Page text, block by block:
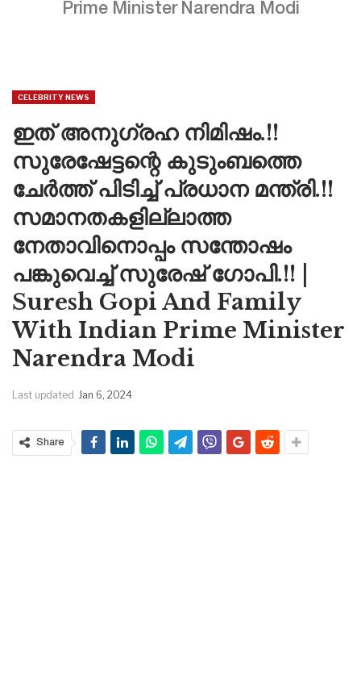
Prime Minister Narendra Modi
CELEBRITY NEWS
ഇത് അനുഗ്രഹ നിമിഷം.!!
സുരേഷേട്ടന്റെ കുടുംബത്തെ
ചേർത്ത് പിടിച്ച് പ്രധാന മന്ത്രി.!!
സമാനതകളില്ലാത്ത
നേതാവിനൊപ്പം സന്തോഷം
പങ്കുവെച്ച് സുരേഷ് ഗോപി.!! |
Suresh Gopi And Family
With Indian Prime Minister
Narendra Modi
Last updated Jan 6, 2024
Share